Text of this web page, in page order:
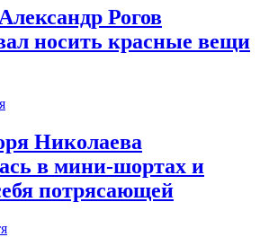
Рогов
носить красные вещи
Николаева
в мини-шортах и
потрясающей